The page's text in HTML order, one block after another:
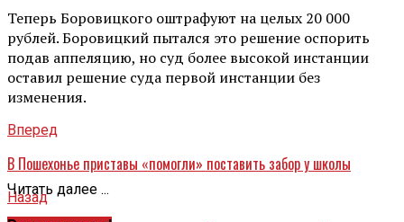
Теперь Боровицкого оштрафуют на целых 20 000
рублей. Боровицкий пытался это решение оспорить
подав аппеляцию, но суд более высокой инстанции
оставил решение суда первой инстанции без
изменения.
Вперед
В Пошехонье приставы «помогли» поставить забор у школы
Назад
Читать далее ...